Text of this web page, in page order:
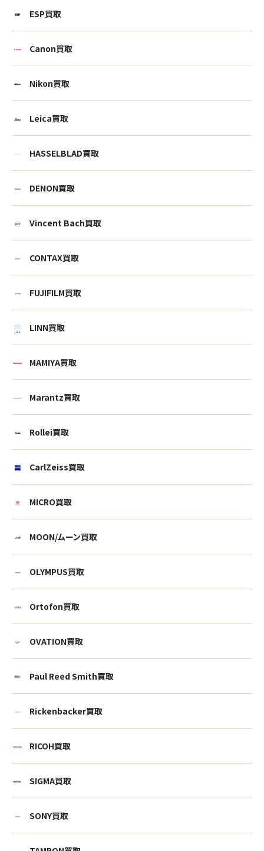
ウェブから1分
かんたん査定見積
フリーダイヤル
ESP買取
Canon買取
Nikon買取
Leica買取
HASSELBLAD買取
DENON買取
Vincent Bach買取
CONTAX買取
FUJIFILM買取
LINN買取
MAMIYA買取
Marantz買取
Rollei買取
CarlZeiss買取
MICRO買取
MOON/ムーン買取
OLYMPUS買取
Ortofon買取
OVATION買取
Paul Reed Smith買取
Rickenbacker買取
RICOH買取
SIGMA買取
SONY買取